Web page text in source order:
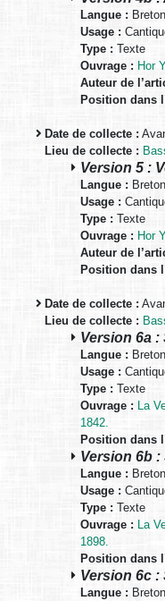
Langue : Breton
Usage :
Type : Texte
Ouvrage : Hor
Auteur de
Position dans
Date de collecte :
Lieu de collecte :
Version 5 :
Langue : Breton
Usage :
Type : Texte
Ouvrage : Hor
Auteur de
Position dans
Date de collecte :
Lieu de collecte :
Version 6a
Langue : Breton
Usage :
Type : Texte
Ouvrage : La
1842.
Position dans
Version 6b
Langue : Breton
Usage :
Type : Texte
Ouvrage : La
1898.
Position dans
Version 6c
Langue : Breton